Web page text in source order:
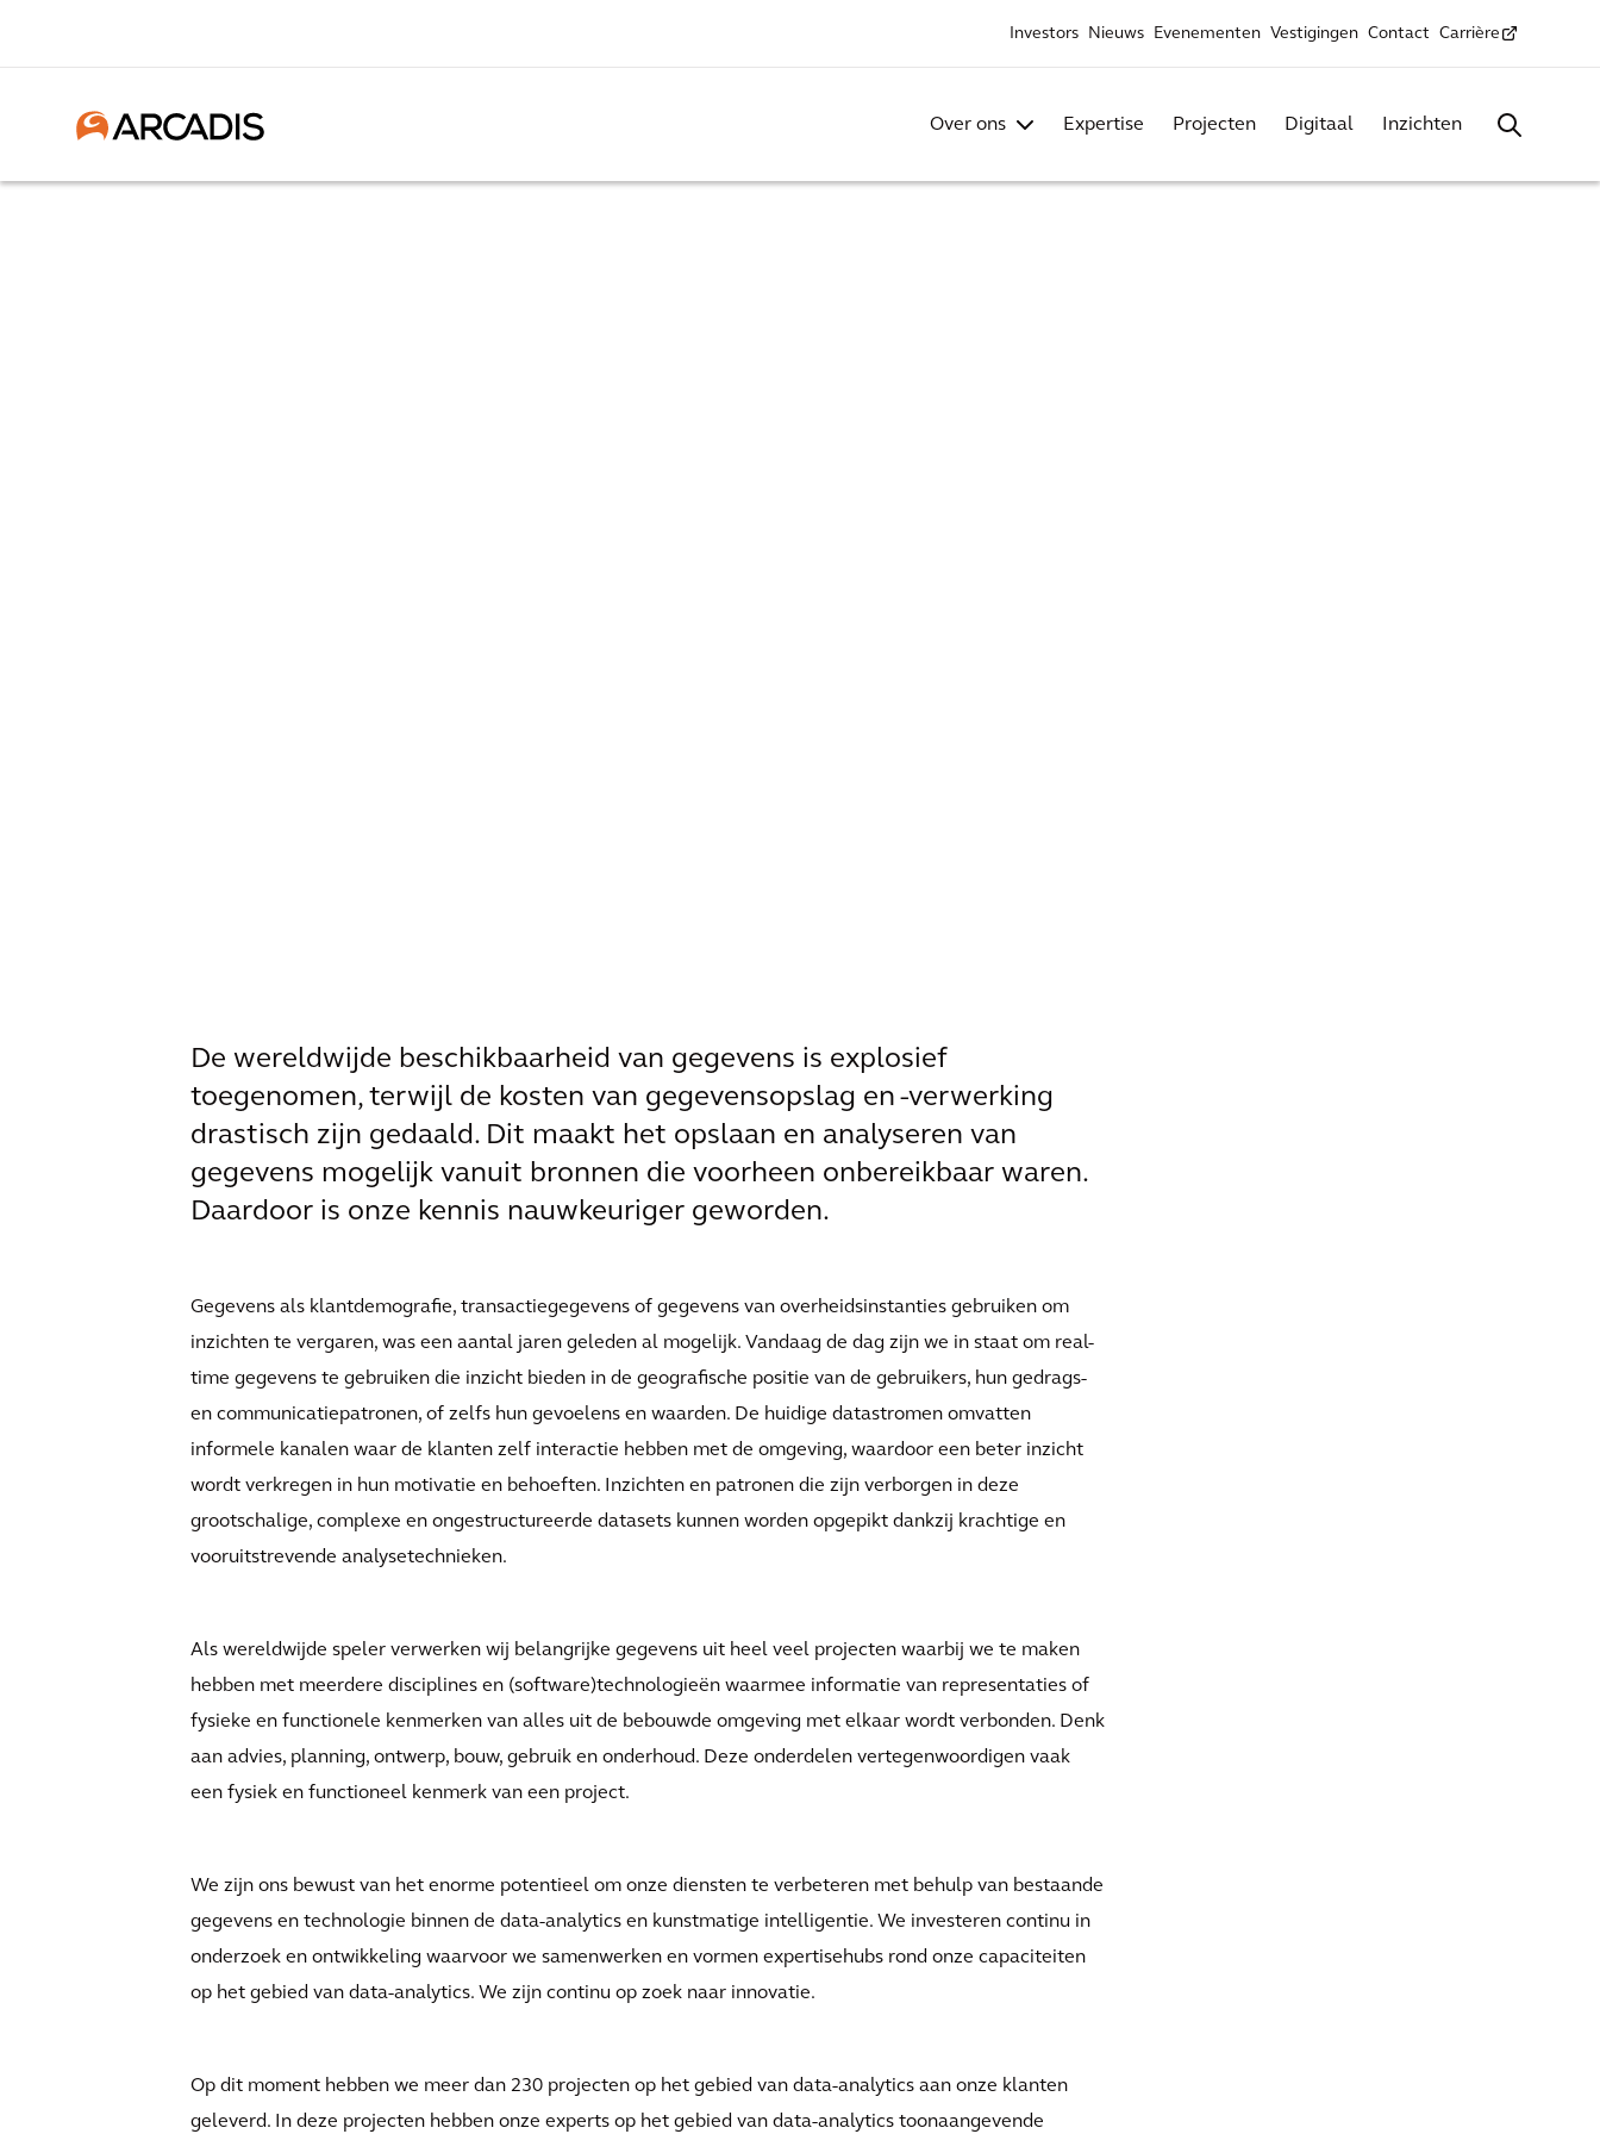
Investors Nieuws Evenementen Vestigingen Contact Carrière
Over ons Expertise Projecten Digitaal Inzichten
De wereldwijde beschikbaarheid van gegevens is explosief
toegenomen, terwijl de kosten van gegevensopslag en -verwerking
drastisch zijn gedaald. Dit maakt het opslaan en analyseren van
gegevens mogelijk vanuit bronnen die voorheen onbereikbaar waren.
Daardoor is onze kennis nauwkeuriger geworden.
Gegevens als klantdemografie, transactiegegevens of gegevens van overheidsinstanties gebruiken om
inzichten te vergaren, was een aantal jaren geleden al mogelijk. Vandaag de dag zijn we in staat om real-
time gegevens te gebruiken die inzicht bieden in de geografische positie van de gebruikers, hun gedrags-
en communicatiepatronen, of zelfs hun gevoelens en waarden. De huidige datastromen omvatten
informele kanalen waar de klanten zelf interactie hebben met de omgeving, waardoor een beter inzicht
wordt verkregen in hun motivatie en behoeften. Inzichten en patronen die zijn verborgen in deze
grootschalige, complexe en ongestructureerde datasets kunnen worden opgepikt dankzij krachtige en
vooruitstrevende analysetechnieken.
Als wereldwijde speler verwerken wij belangrijke gegevens uit heel veel projecten waarbij we te maken
hebben met meerdere disciplines en (software)technologieën waarmee informatie van representaties of
fysieke en functionele kenmerken van alles uit de bebouwde omgeving met elkaar wordt verbonden. Denk
aan advies, planning, ontwerp, bouw, gebruik en onderhoud. Deze onderdelen vertegenwoordigen vaak
een fysiek en functioneel kenmerk van een project.
We zijn ons bewust van het enorme potentieel om onze diensten te verbeteren met behulp van bestaande
gegevens en technologie binnen de data-analytics en kunstmatige intelligentie. We investeren continu in
onderzoek en ontwikkeling waarvoor we samenwerken en vormen expertisehubs rond onze capaciteiten
op het gebied van data-analytics. We zijn continu op zoek naar innovatie.
Op dit moment hebben we meer dan 230 projecten op het gebied van data-analytics aan onze klanten
geleverd. In deze projecten hebben onze experts op het gebied van data-analytics toonaangevende